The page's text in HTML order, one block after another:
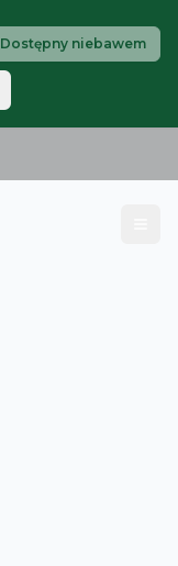
Dostępny niebawem